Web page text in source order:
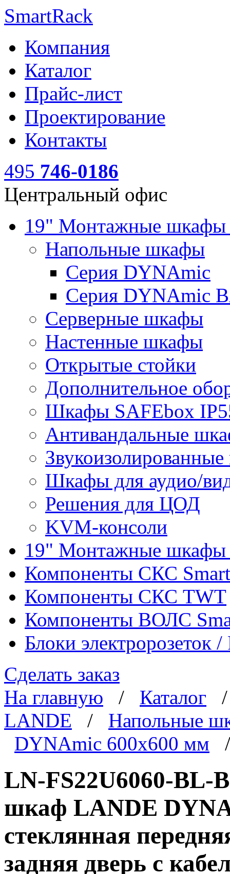
SmartRack
Компания
Каталог
Прайс-лист
Проектирование
Контакты
495 746-0186
Центральный офис
19" Монтажные
Напольные шкафы
Серия DYNAmic
Серия DYNAmic
Серверные шкафы
Настенные шкафы
Открытые стойки
Дополнительное
Шкафы SAFEbox
Антивандальные
Шкафы для аудио/
Решения для ЦОД
KVM-консоли
19" Монтажные шкафы
Компоненты СКС
Компоненты СКС TWT
Компоненты ВОЛС
Блоки электророзеток
Сделать заказ
На главную / Каталог
LANDE / Напольные
DYNAmic 600x600 мм
LN-FS22U6060-BL-
шкаф LANDE
стеклянная
задняя дверь с